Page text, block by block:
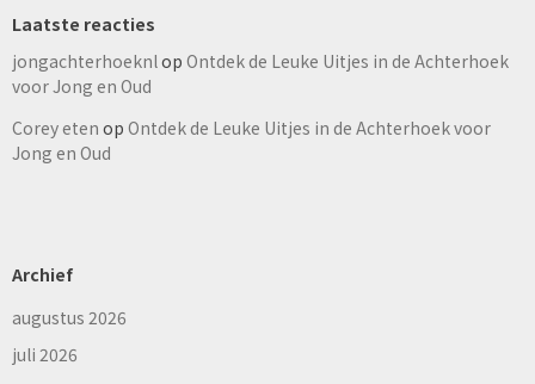
Laatste reacties
jongachterhoeknl op Ontdek de Leuke Uitjes in de Achterhoek
voor Jong en Oud
Corey eten op Ontdek de Leuke Uitjes in de Achterhoek voor
Jong en Oud
Archief
augustus 2026
juli 2026